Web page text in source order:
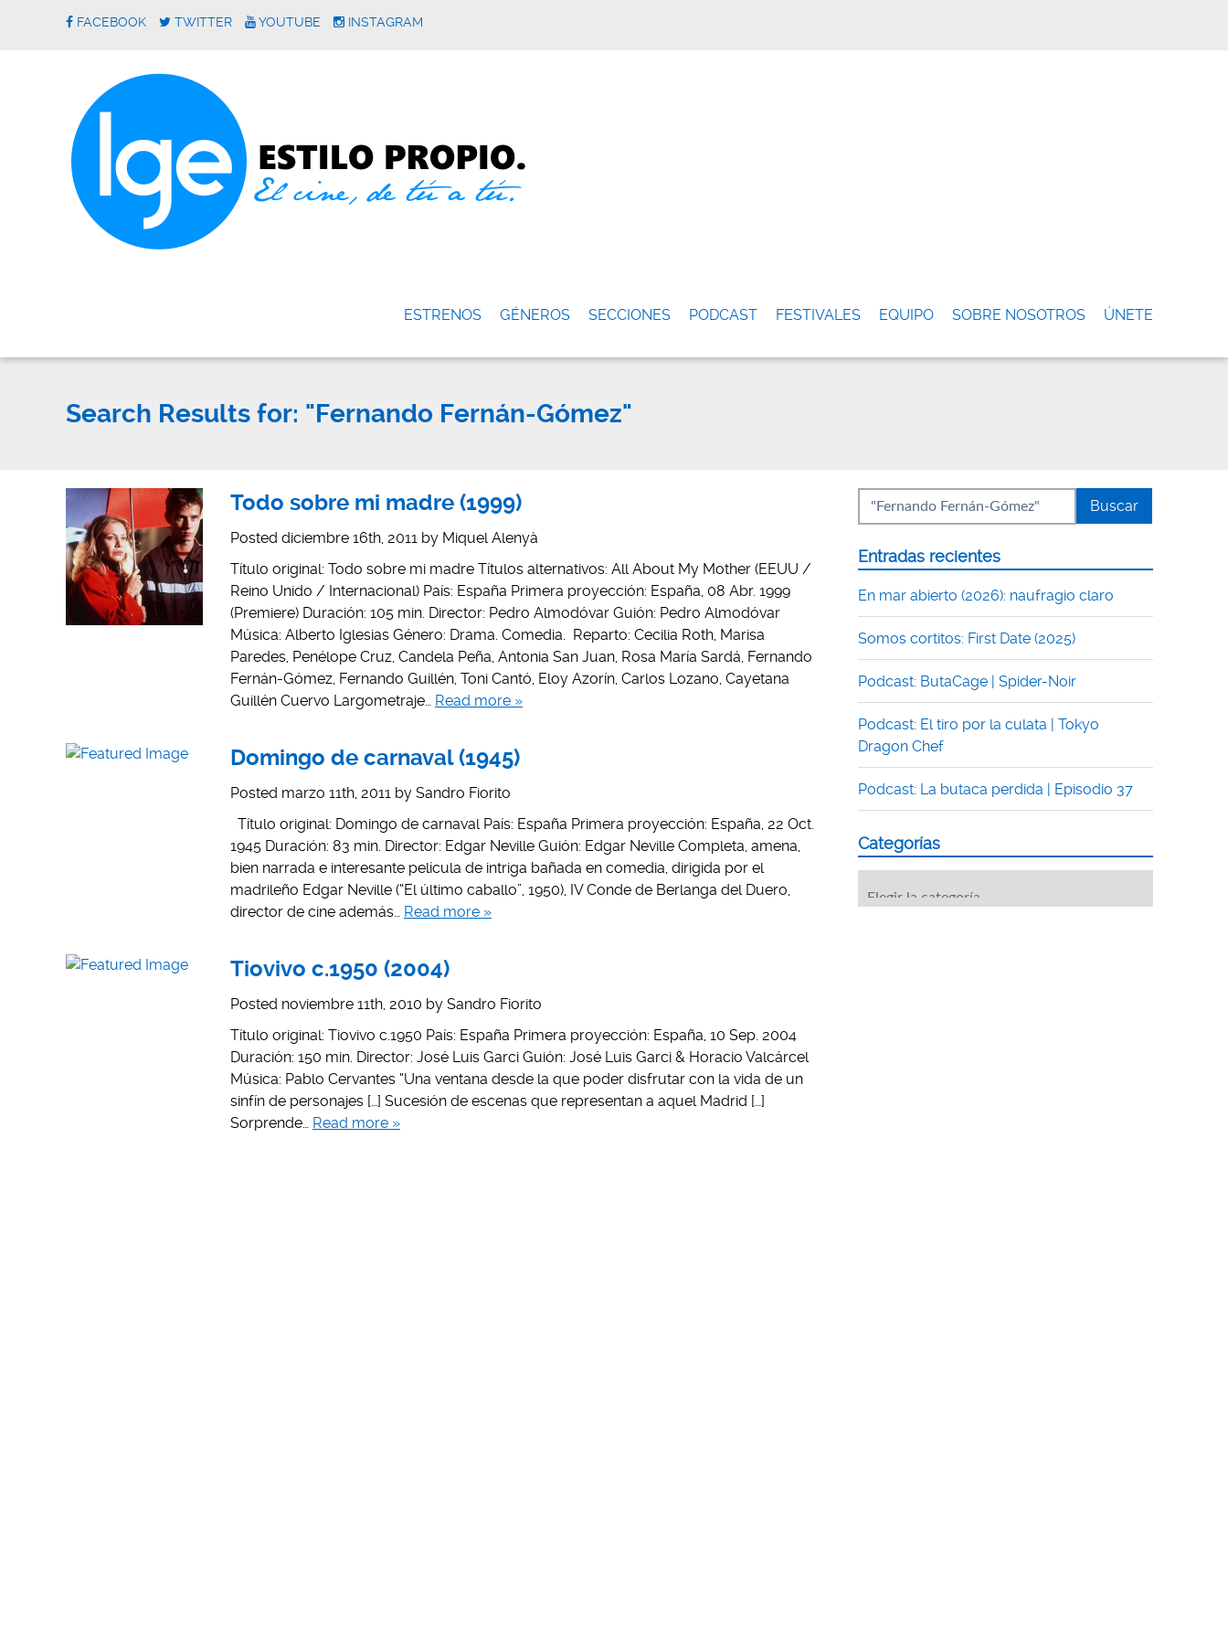
FACEBOOK TWITTER YOUTUBE INSTAGRAM
ESTRENOS GÉNEROS SECCIONES PODCAST FESTIVALES EQUIPO SOBRE NOSOTROS ÚNETE
Search Results for: "Fernando Fernán-Gómez"
Todo sobre mi madre (1999)
Posted diciembre 16th, 2011 by Miquel Alenyà
Título original: Todo sobre mi madre Títulos alternativos: All About My Mother (EEUU /
Reino Unido / Internacional) País: España Primera proyección: España, 08 Abr. 1999
(Premiere) Duración: 105 min. Director: Pedro Almodóvar Guión: Pedro Almodóvar
Música: Alberto Iglesias Género: Drama. Comedia. Reparto: Cecilia Roth, Marisa
Paredes, Penélope Cruz, Candela Peña, Antonia San Juan, Rosa María Sardá, Fernando
Fernán-Gómez, Fernando Guillén, Toni Cantó, Eloy Azorín, Carlos Lozano, Cayetana
Guillén Cuervo Largometraje… Read more »
Domingo de carnaval (1945)
Posted marzo 11th, 2011 by Sandro Fiorito
Título original: Domingo de carnaval País: España Primera proyección: España, 22 Oct.
1945 Duración: 83 min. Director: Edgar Neville Guión: Edgar Neville Completa, amena,
bien narrada e interesante película de intriga bañada en comedia, dirigida por el
madrileño Edgar Neville (“El último caballo”, 1950), IV Conde de Berlanga del Duero,
director de cine además… Read more »
Tiovivo c.1950 (2004)
Posted noviembre 11th, 2010 by Sandro Fiorito
Título original: Tiovivo c.1950 País: España Primera proyección: España, 10 Sep. 2004
Duración: 150 min. Director: José Luis Garci Guión: José Luis Garci & Horacio Valcárcel
Música: Pablo Cervantes “Una ventana desde la que poder disfrutar con la vida de un
sinfín de personajes […] Sucesión de escenas que representan a aquel Madrid […]
Sorprende… Read more »
Entradas recientes
En mar abierto (2026): naufragio claro
Somos cortitos: First Date (2025)
Podcast: ButaCage | Spider-Noir
Podcast: El tiro por la culata | Tokyo
Dragon Chef
Podcast: La butaca perdida | Episodio 37
Categorías